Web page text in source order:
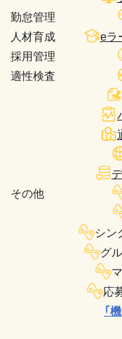
勤怠管理
人材育成
eラ
採用管理
適性検査
その他
シン
グ
応
「